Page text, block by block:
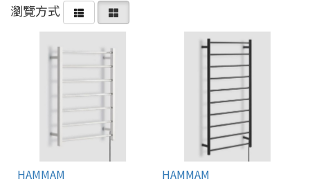
瀏覽方式
HAMMAM HAMMAM